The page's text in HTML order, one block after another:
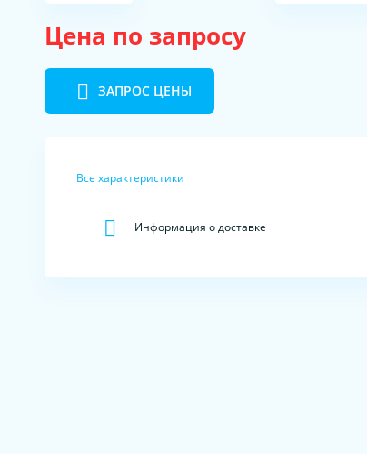
Цена по запросу
ЗАПРОС ЦЕНЫ
Все характеристики
Информация о доставке